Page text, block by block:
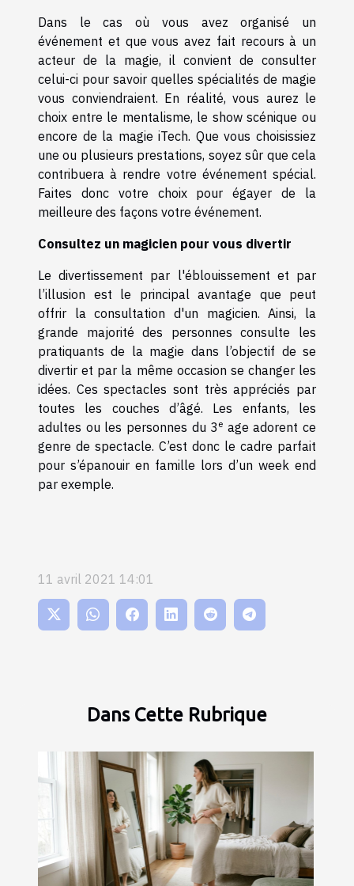
Dans le cas où vous avez organisé un
événement et que vous avez fait recours à un
acteur de la magie, il convient de consulter
celui-ci pour savoir quelles spécialités de magie
vous conviendraient. En réalité, vous aurez le
choix entre le mentalisme, le show scénique ou
encore de la magie iTech. Que vous choisissiez
une ou plusieurs prestations, soyez sûr que cela
contribuera à rendre votre événement spécial.
Faites donc votre choix pour égayer de la
meilleure des façons votre événement.
Consultez un magicien pour vous divertir
Le divertissement par l'éblouissement et par
l’illusion est le principal avantage que peut
offrir la consultation d'un magicien. Ainsi, la
grande majorité des personnes consulte les
pratiquants de la magie dans l’objectif de se
divertir et par la même occasion se changer les
idées. Ces spectacles sont très appréciés par
toutes les couches d’âgé. Les enfants, les
adultes ou les personnes du 3 e age adorent ce
genre de spectacle. C’est donc le cadre parfait
pour s’épanouir en famille lors d’un week end
par exemple.
11 avril 2021 14:01
Dans Cette Rubrique